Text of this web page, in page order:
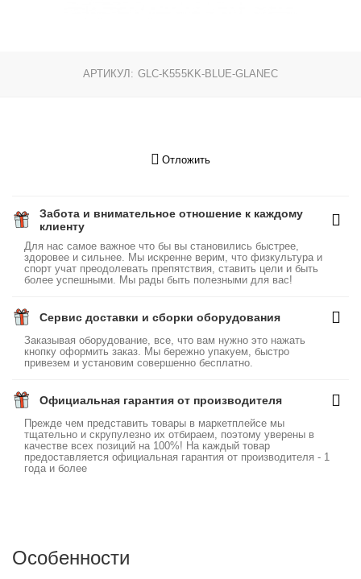
АРТИКУЛ: GLC-K555KK-BLUE-GLANEC
Отложить
Забота и внимательное отношение к каждому
клиенту
Для нас самое важное что бы вы становились быстрее,
здоровее и сильнее. Мы искренне верим, что физкультура и
спорт учат преодолевать препятствия, ставить цели и быть
более успешными. Мы рады быть полезными для вас!
Сервис доставки и сборки оборудования
Заказывая оборудование, все, что вам нужно это нажать
кнопку оформить заказ. Мы бережно упакуем, быстро
привезем и установим совершенно бесплатно.
Официальная гарантия от производителя
Прежде чем представить товары в маркетплейсе мы
тщательно и скрупулезно их отбираем, поэтому уверены в
качестве всех позиций на 100%! На каждый товар
предоставляется официальная гарантия от производителя - 1
года и более
Особенности